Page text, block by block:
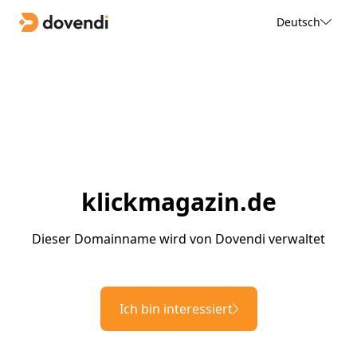
Deutsch
klickmagazin.de
Dieser Domainname wird von Dovendi verwaltet
Ich bin interessiert